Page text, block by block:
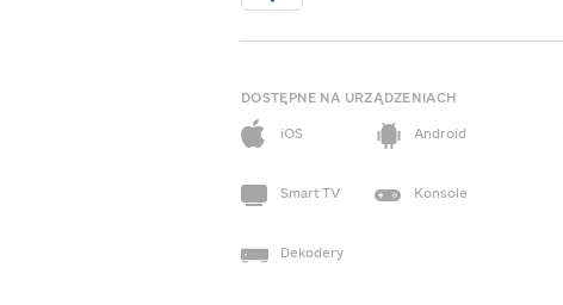
DOSTĘPNE NA URZĄDZENIACH
iOS
Android
Smart TV Konsole
Dekodery